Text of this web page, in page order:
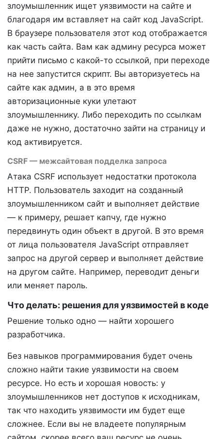
злоумышленник ищет уязвимости на сайте и
благодаря им вставляет на сайт код JavaScript.
В браузере пользователя этот код отображается
как часть сайта. Вам как админу ресурса может
прийти письмо с какой-то ссылкой, при переходе
на нее запустится скрипт. Вы авторизуетесь на
сайте как админ, а в это время
авторизационные куки улетают
злоумышленнику. Либо переходить по ссылкам
даже не нужно, достаточно зайти на страницу и
код активируется.
CSRF — межсайтовая подделка запроса
Атака CSRF использует недостатки протокола
HTTP. Пользователь заходит на созданный
злоумышленником сайт и выполняет действие
— к примеру, решает капчу, где нужно
передвинуть один объект в другой. В это время
от лица пользователя JavaScript отправляет
запрос на другой сервер и выполняет действие
на другом сайте. Например, переводит деньги
или меняет пароль.
Что делать: решения для уязвимостей в коде
Решение только одно — найти хорошего
разработчика.
Без навыков программирования будет очень
сложно найти такие уязвимости на своем
ресурсе. Но есть и хорошая новость: у
злоумышленников нет доступов к исходникам,
так что находить уязвимости им будет еще
сложнее. Если вы не владеете популярным